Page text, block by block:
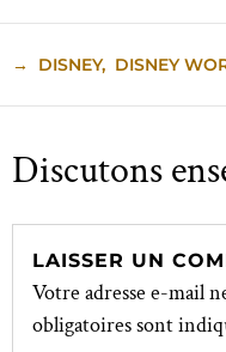
→ DISNEY, DISNEY
Discutons
LAISSER UN
Votre adresse e-mail
obligatoires sont